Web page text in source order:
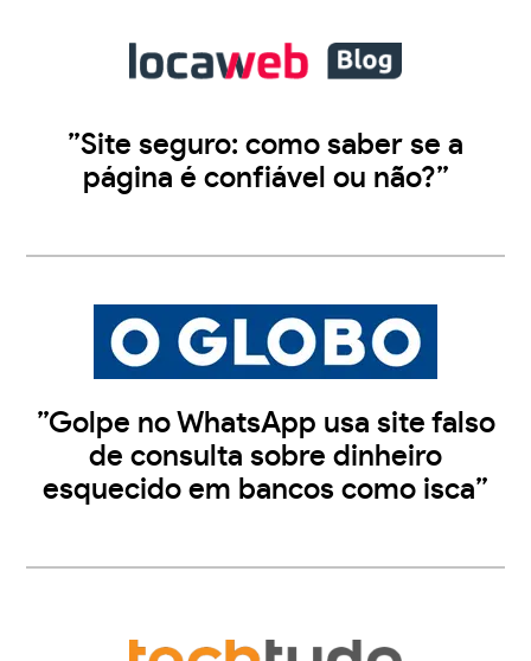
”Site seguro: como saber se a
página é confiável ou não?”
”Golpe no WhatsApp usa site falso
de consulta sobre dinheiro
esquecido em bancos como isca”